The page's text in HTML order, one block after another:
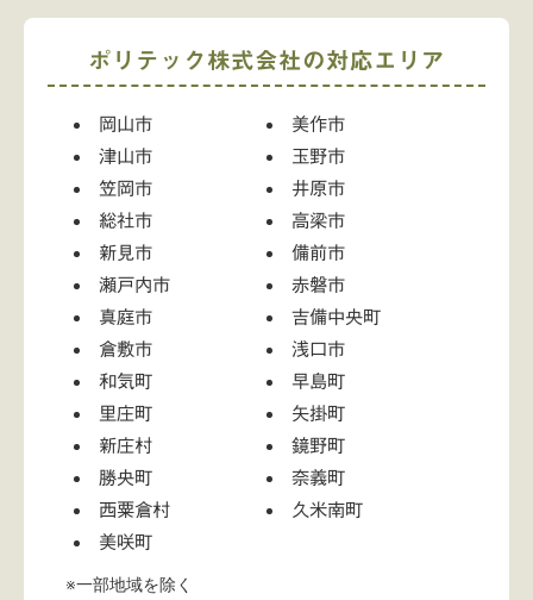
ポリテック株式会社の対応エリア
岡山市
美作市
津山市
玉野市
笠岡市
井原市
総社市
高梁市
新見市
備前市
瀬戸内市
赤磐市
真庭市
吉備中央町
倉敷市
浅口市
和気町
早島町
里庄町
矢掛町
新庄村
鏡野町
勝央町
奈義町
西粟倉村
久米南町
美咲町
※一部地域を除く